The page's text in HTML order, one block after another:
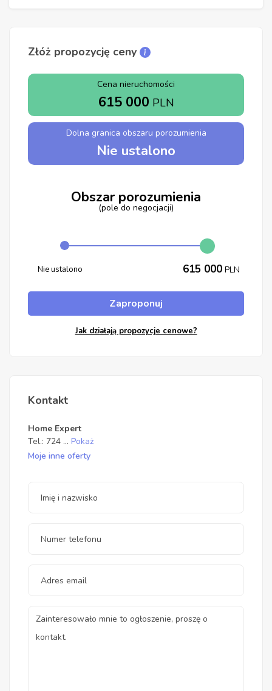
Złóż propozycję ceny
Cena nieruchomości
615 000 PLN
Dolna granica obszaru porozumienia
Nie ustalono
Obszar porozumienia
(pole do negocjacji)
Nie ustalono 615 000 PLN
Zaproponuj
Jak działają propozycje cenowe?
Kontakt
Home Expert
Tel.: 724 ... Pokaż
Moje inne oferty